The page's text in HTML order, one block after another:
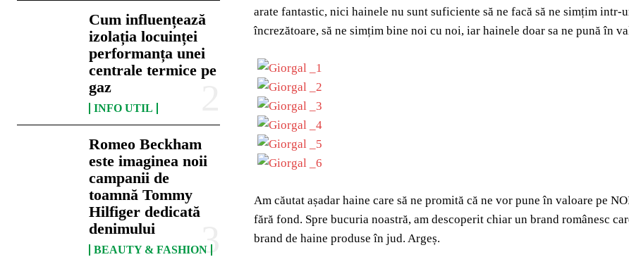
Cum influențează
izolația locuinței
performanța unei
centrale termice pe
gaz
INFO UTIL
Romeo Beckham
este imaginea noii
campanii de
toamnă Tommy
Hilfiger dedicată
denimului
BEAUTY & FASHION
arate fantastic, nici hainele nu sunt suficiente să ne facă să ne simțim intr-
încrezătoare, să ne simțim bine noi cu noi, iar hainele doar sa ne pună în
Am căutat așadar haine care să ne promită că ne vor pune în valoare pe
fără fond. Spre bucuria noastră, am descoperit chiar un brand românesc
brand de haine produse în jud. Argeș.